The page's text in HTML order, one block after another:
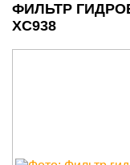
ФИЛЬТР
XC938